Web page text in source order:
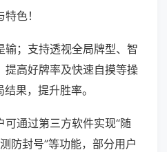
色！
输；支持透视全局牌型、智
提高好牌率及快速自摸等操
果，提升胜率。
通过第三方软件实现“随
防封号”等功能，部分用户